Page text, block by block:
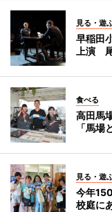
見る・遊
早稲田
上演
食べる
高田馬
「馬場
見る・遊
今年
校庭に